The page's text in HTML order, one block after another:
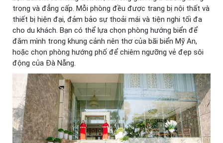
trọng và đẳng cấp. Mỗi phòng đều được trang bị nội thất và
thiết bị hiện đại, đảm bảo sự thoải mái và tiện nghi tối đa
cho du khách. Bạn có thể lựa chọn phòng hướng biển để
đắm mình trong khung cảnh nên thơ của bãi biển Mỹ An,
hoặc chọn phòng hướng phố để chiêm ngưỡng vẻ đẹp sôi
động của Đà Nẵng.